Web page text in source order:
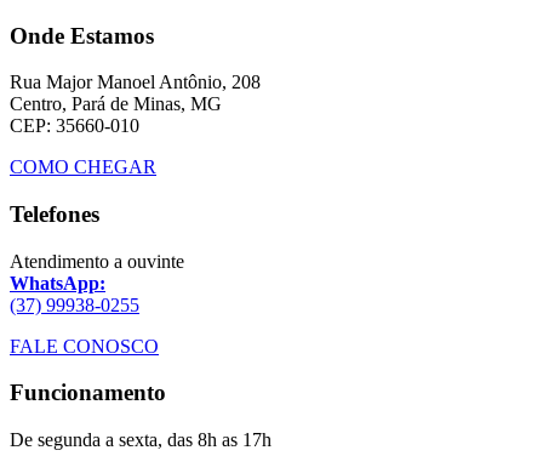
Onde Estamos
Rua Major Manoel Antônio, 208
Centro, Pará de Minas, MG
CEP: 35660-010
COMO CHEGAR
Telefones
Atendimento a ouvinte
WhatsApp:
(37) 99938-0255
FALE CONOSCO
Funcionamento
De segunda a sexta, das 8h as 17h